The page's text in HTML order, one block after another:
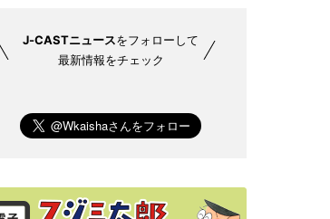
J-CASTニュースをフォローして
最新情報をチェック